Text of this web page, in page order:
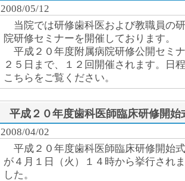
2008/05/12
当院では研修歯科医および教職員の
院研修セミナーを開催しております。
平成２０年度附属病院研修公開セミ
２５日まで、１２回開催されます。日
こちらをご覧ください。
平成２０年度歯科医師臨床研修開始
2008/04/02
平成２０年度歯科医師臨床研修開始式
が４月１日（火）１４時から挙行されま
した。